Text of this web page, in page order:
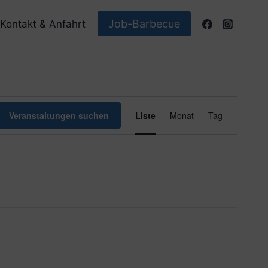
Kontakt & Anfahrt Job-Barbecue
Veranstaltungen suchen Liste Monat Tag